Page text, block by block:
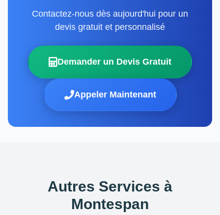
Contactez-nous dès aujourd'hui pour un
devis gratuit et personnalisé
Demander un Devis Gratuit
Appeler Maintenant
Autres Services à
Montespan